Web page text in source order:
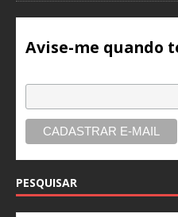
Avise-me quando
PESQUISAR